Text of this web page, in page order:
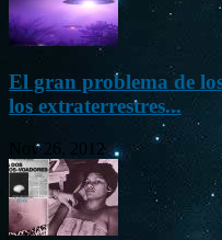
El gran problema de
los extraterrestres...
Nov 26, 2012